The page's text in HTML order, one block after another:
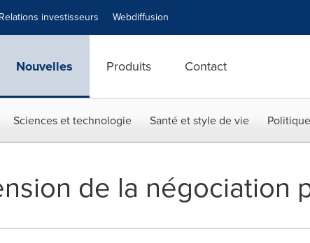
Relations investisseurs Webdiffusion
Nouvelles Produits Contact
Sciences et technologie Santé et style de vie
de la négociation